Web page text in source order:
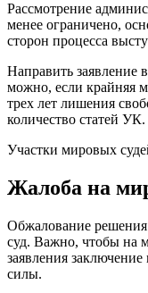
Рассмотрение
менее ограничено,
сторон процесса
Направить заявление
можно, если крайняя
трех лет лишения
количество статей УК.
Участки мировых
Жалоба на
Обжалование решения
суд. Важно, чтобы на
заявления
силы.